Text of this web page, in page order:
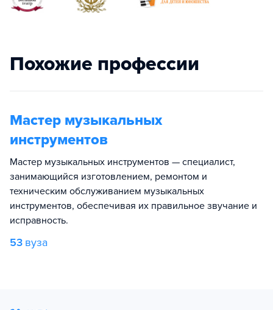
Похожие профессии
Мастер музыкальных
инструментов
Мастер музыкальных инструментов — специалист,
занимающийся изготовлением, ремонтом и
техническим обслуживанием музыкальных
инструментов, обеспечивая их правильное звучание и
исправность.
53 вуза